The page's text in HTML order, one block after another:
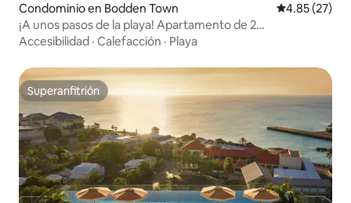
Condominio en Bodden Town Calificación
4.85 (27)
¡A unos pasos de la playa! Apartamento de 2
dormitorios/2,5 baños
Accesibilidad · Calefacción · Playa
Superanfitrión
Superanfitrión